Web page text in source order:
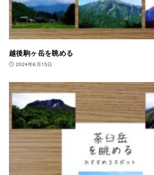
越後駒ヶ岳を眺める
2024年6月15日